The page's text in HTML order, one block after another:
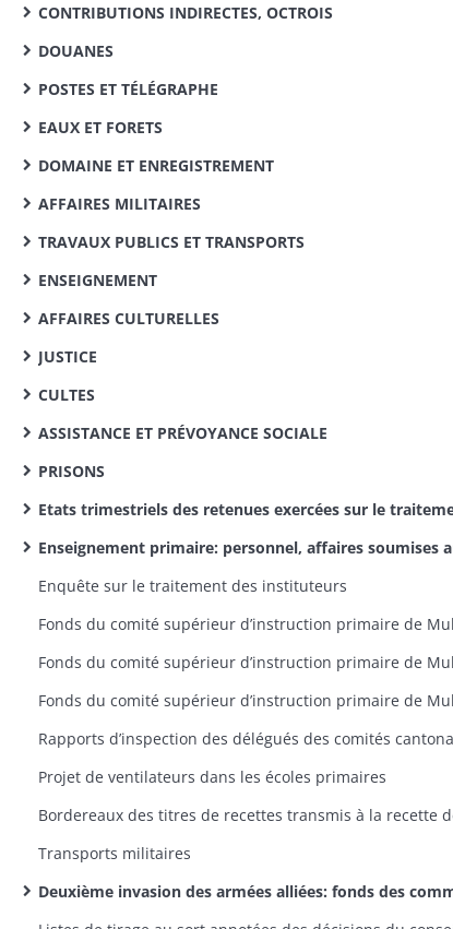
CONTRIBUTIONS INDIRECTES, OCTROIS
DOUANES
POSTES ET TÉLÉGRAPHE
EAUX ET FORETS
DOMAINE ET ENREGISTREMENT
AFFAIRES MILITAIRES
TRAVAUX PUBLICS ET TRANSPORTS
ENSEIGNEMENT
AFFAIRES CULTURELLES
JUSTICE
CULTES
ASSISTANCE ET PRÉVOYANCE SOCIALE
PRISONS
Etats trimestriels des retenues exercées sur le traitement des instituteurs pour le service des pensions
Enseignement primaire: personnel, affaires soumises aux comités supérieurs de l’arrondissement d’Altkirch (dossiers par
Enquête sur le traitement des instituteurs
Rapports d’inspection des délégués des comités
Projet de ventilateurs dans les écoles primaires
Transports militaires
Deuxième invasion des armées alliées: fonds des commissions